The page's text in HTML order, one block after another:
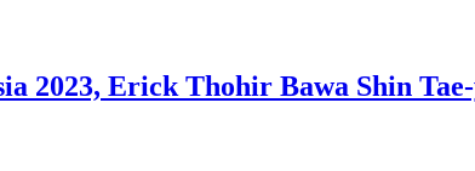
2023, Erick Thohir Bawa Shin